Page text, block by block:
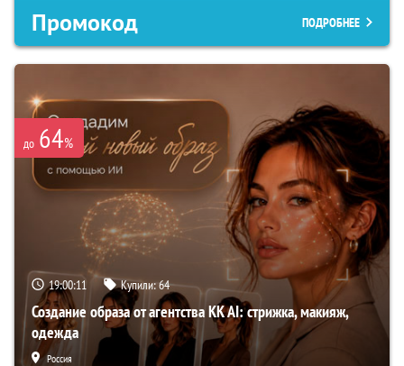
Промокод ПОДРОБНЕЕ
до 64%
19:00:10 Купили:64
Создание образа от агентства KK AI: стрижка, макияж,
одежда
Россия